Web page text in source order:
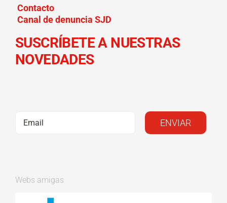
Contacto
Canal de denuncia SJD
SUSCRÍBETE A NUESTRAS
NOVEDADES
Webs amigas